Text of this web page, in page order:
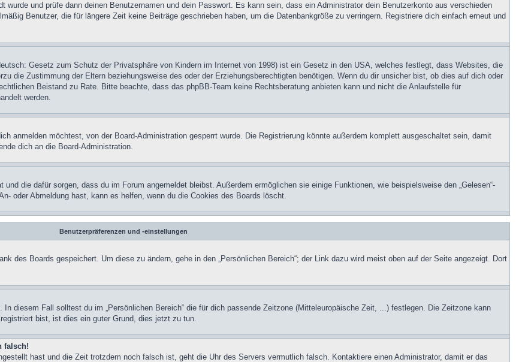
und prüfe dann deinen Benutzernamen und dein Passwort. Es kann sein, dass ein Administrator dein Benutzerkonto aus verschieden
Benutzer, die für längere Zeit keine Beiträge geschrieben haben, um die Datenbankgröße zu verringern. Registriere dich einfach erneut und
Gesetz zum Schutz der Privatsphäre von Kindern im Internet von 1998) ist ein Gesetz in den USA, welches festlegt, dass Websites, die
die Zustimmung der Eltern beziehungsweise des oder der Erziehungsberechtigten benötigen. Wenn du dir unsicher bist, ob dies auf dich oder
Beistand zu Rate. Bitte beachte, dass das phpBB-Team keine Rechtsberatung anbieten kann und nicht die Anlaufstelle für
werden.
anmelden möchtest, von der Board-Administration gesperrt wurde. Die Registrierung könnte außerdem komplett ausgeschaltet sein, damit
dich an die Board-Administration.
die dafür sorgen, dass du im Forum angemeldet bleibst. Außerdem ermöglichen sie einige Funktionen, wie beispielsweise den „Gelesen“-
oder Abmeldung hast, kann es helfen, wenn du die Cookies des Boards löscht.
Benutzerpräferenzen und -einstellungen
des Boards gespeichert. Um diese zu ändern, gehe in den „Persönlichen Bereich“; der Link dazu wird meist oben auf der Seite angezeigt. Dort
diesem Fall solltest du im „Persönlichen Bereich“ die für dich passende Zeitzone (Mitteleuropäische Zeit, ...) festlegen. Die Zeitzone kann
bist, ist dies ein guter Grund, dies jetzt zu tun.
falsch!
hast und die Zeit trotzdem noch falsch ist, geht die Uhr des Servers vermutlich falsch. Kontaktiere einen Administrator, damit er das